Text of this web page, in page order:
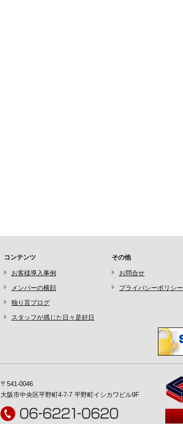
コンテンツ
お客様導入事例
メンバーの横顔
独り言ブログ
スタッフが感じた日々是好日
その他
お問合せ
プライバシーポリシー
〒541-0046
大阪市中央区平野町4-7-7 平野町イシカワビル9F